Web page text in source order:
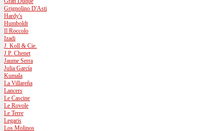
Grignolino D'Asti
Hardy's
Humboldt
Il Roccolo
Izadi
J. Koll & Cie.
J.P. Chenet
Jaume Serra
Julia García
Kumala
La Villareña
Lancers
Le Cascine
Le Rovole
Le Terre
Legaris
Los Molinos